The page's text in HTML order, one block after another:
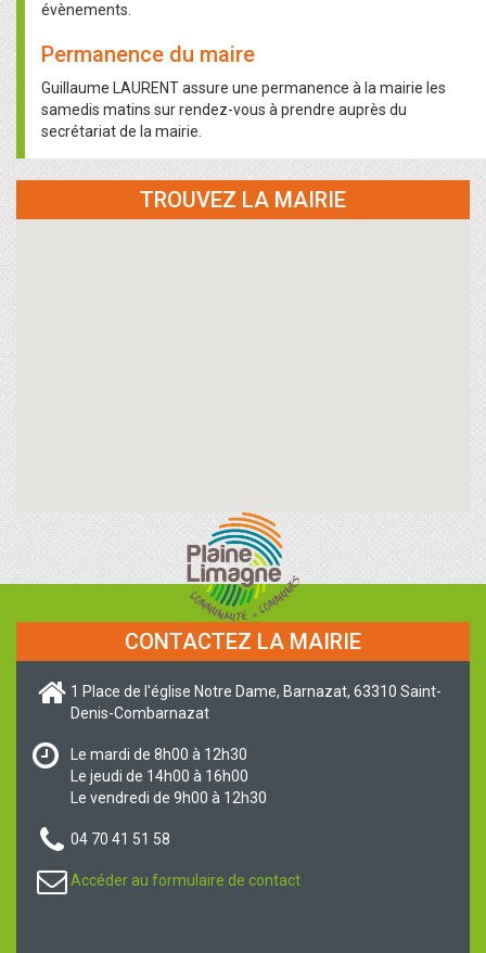
évènements.
Permanence du maire
Guillaume LAURENT assure une permanence à la mairie les
samedis matins sur rendez-vous à prendre auprès du
secrétariat de la mairie.
TROUVEZ LA MAIRIE
CONTACTEZ LA MAIRIE
1 Place de l'église Notre Dame, Barnazat, 63310 Saint-
Denis-Combarnazat
Le mardi de 8h00 à 12h30
Le jeudi de 14h00 à 16h00
Le vendredi de 9h00 à 12h30
04 70 41 51 58
Accéder au formulaire de contact